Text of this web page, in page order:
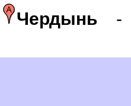
Чердынь